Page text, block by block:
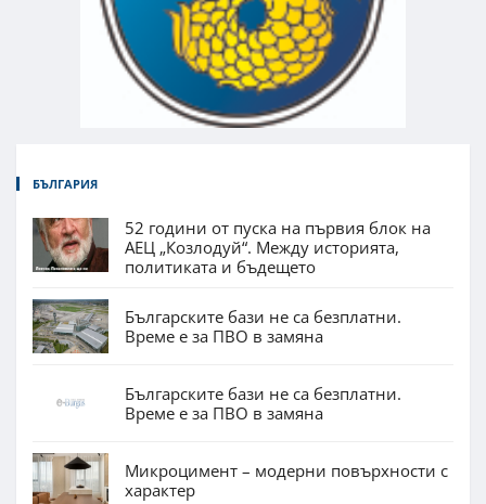
БЪЛГАРИЯ
52 години от пуска на първия блок на
АЕЦ „Козлодуй“. Между историята,
политиката и бъдещето
Българските бази не са безплатни.
Време е за ПВО в замяна
Българските бази не са безплатни.
Време е за ПВО в замяна
Микроцимент – модерни повърхности с
характер